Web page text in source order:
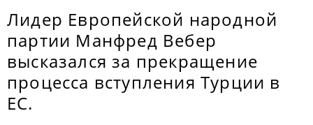
Лидер Европейской народной
партии Манфред Вебер
высказался за прекращение
процесса вступления Турции в
ЕС.